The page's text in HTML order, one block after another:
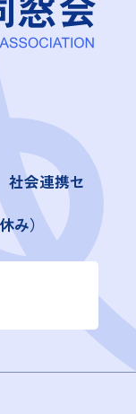
会連携セ
み）